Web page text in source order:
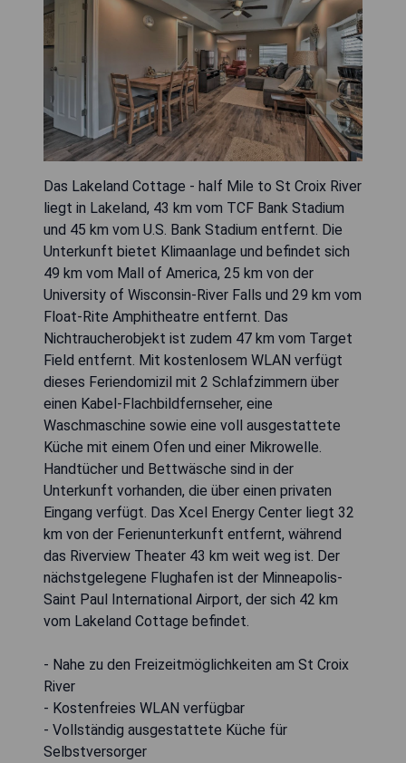
Das Lakeland Cottage - half Mile to St Croix River
liegt in Lakeland, 43 km vom TCF Bank Stadium
und 45 km vom U.S. Bank Stadium entfernt. Die
Unterkunft bietet Klimaanlage und befindet sich
49 km vom Mall of America, 25 km von der
University of Wisconsin-River Falls und 29 km vom
Float-Rite Amphitheatre entfernt. Das
Nichtraucherobjekt ist zudem 47 km vom Target
Field entfernt. Mit kostenlosem WLAN verfügt
dieses Feriendomizil mit 2 Schlafzimmern über
einen Kabel-Flachbildfernseher, eine
Waschmaschine sowie eine voll ausgestattete
Küche mit einem Ofen und einer Mikrowelle.
Handtücher und Bettwäsche sind in der
Unterkunft vorhanden, die über einen privaten
Eingang verfügt. Das Xcel Energy Center liegt 32
km von der Ferienunterkunft entfernt, während
das Riverview Theater 43 km weit weg ist. Der
nächstgelegene Flughafen ist der Minneapolis-
Saint Paul International Airport, der sich 42 km
vom Lakeland Cottage befindet.
- Nahe zu den Freizeitmöglichkeiten am St Croix
River
- Kostenfreies WLAN verfügbar
- Vollständig ausgestattete Küche für
Selbstversorger